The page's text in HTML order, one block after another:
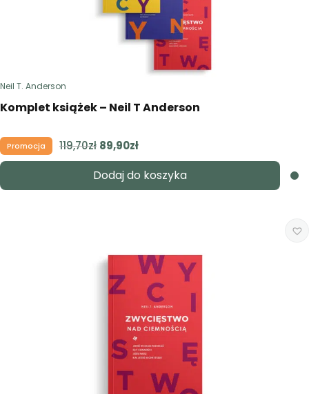
Neil T. Anderson
Komplet książek – Neil T Anderson
Promocja 119,70zł Pierwotna
cena
wynosiła:
119,70zł.
89,90złAktualna
cena
wynosi:
89,90zł.
Dodaj do koszyka